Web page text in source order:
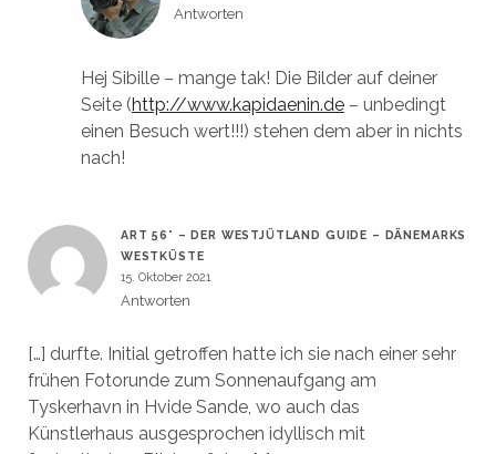
Antworten
Hej Sibille – mange tak! Die Bilder auf deiner
Seite (http://www.kapidaenin.de– unbedingt
einen Besuch wert!!!) stehen dem aber in nichts
nach!
ART 56° – DER WESTJÜTLAND GUIDE – DÄNEMARKS
WESTKÜSTE
15. Oktober 2021
Antworten
[…] durfte. Initial getroffen hatte ich sie nach einer sehr
frühen Fotorunde zum Sonnenaufgang am
Tyskerhavn in Hvide Sande, wo auch das
Künstlerhaus ausgesprochen idyllisch mit